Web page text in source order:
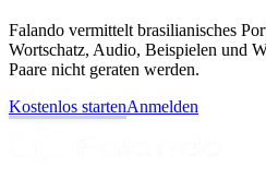
Falando vermittelt brasilianisches
Wortschatz, Audio, Beispielen und
Paare nicht geraten werden.
Kostenlos startenAnmelden